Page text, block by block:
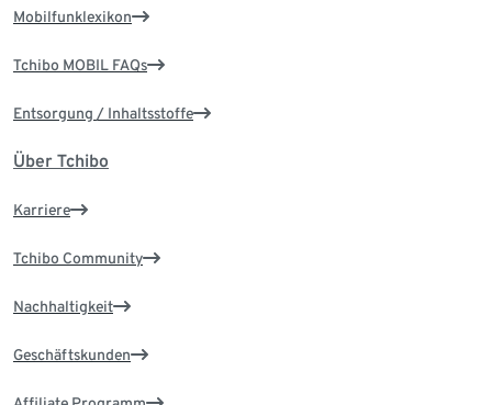
Mobilfunklexikon
Tchibo MOBIL FAQs
Entsorgung / Inhaltsstoffe
Über Tchibo
Karriere
Tchibo Community
Nachhaltigkeit
Geschäftskunden